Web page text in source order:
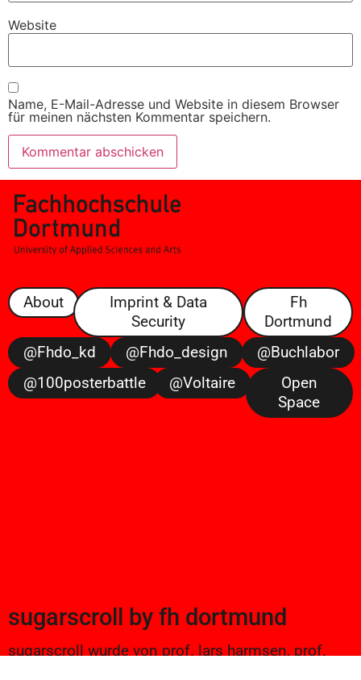
Website
Name, E-Mail-Adresse und Website in diesem Browser
für meinen nächsten Kommentar speichern.
About
Imprint & Data
Security
Fh
Dortmund
@fhdo_kd
@fhdo_design
@buchlabor
@100posterbattle
@voltaire
Open
Space
sugarscroll by fh dortmund
sugarscroll wurde von prof. lars harmsen, prof.